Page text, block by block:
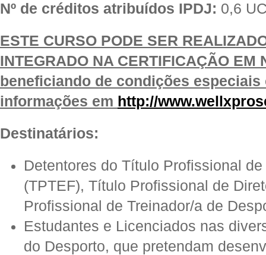
Nº de créditos atribuídos IPDJ: 0,6
ESTE CURSO PODE SER
INTEGRADO NA CERTIFICAÇÃO EM
beneficiando de condições
informações em http://
Destinatários:
Detentores do Título Profissional
(TPTEF), Título Profissional de
Profissional de Treinador/a de
Estudantes e Licenciados nas
do Desporto, que pretendam